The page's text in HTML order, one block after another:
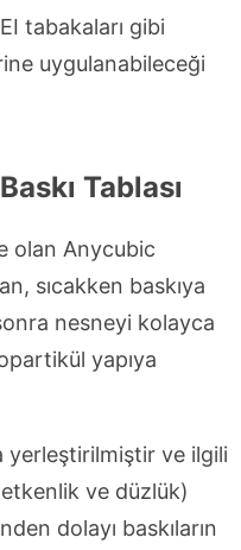
tabakaları gibi
uygulanabileceği
Tablası
olan Anycubic
sıcakken baskıya
nesneyi kolayca
yapıya
yerleştirilmiştir ve ilgili
ve düzlük)
dolayı baskıların